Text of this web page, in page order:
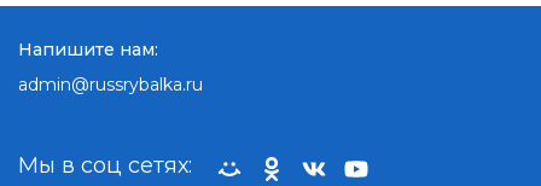
Мы в соц сетях:
Напишите нам:
admin@russrybalka.ru